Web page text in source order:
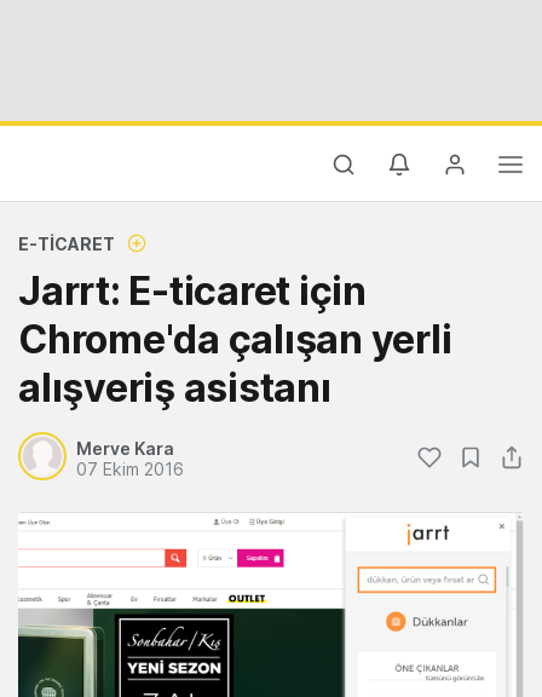
E-TICARET
Jarrt: E-ticaret için
Chrome'da çalışan yerli
alışveriş asistanı
Merve Kara
07 Ekim 2016